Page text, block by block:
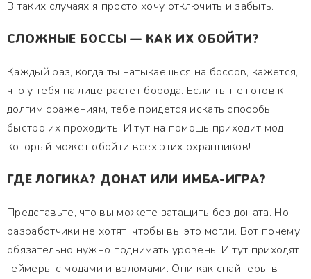
В таких случаях я просто хочу отключить и забыть.
СЛОЖНЫЕ БОССЫ — КАК ИХ ОБОЙТИ?
Каждый раз, когда ты натыкаешься на боссов, кажется,
что у тебя на лице растет борода. Если ты не готов к
долгим сражениям, тебе придется искать способы
быстро их проходить. И тут на помощь приходит мод,
который может обойти всех этих охранников!
ГДЕ ЛОГИКА? ДОНАТ ИЛИ ИМБА-ИГРА?
Представьте, что вы можете затащить без доната. Но
разработчики не хотят, чтобы вы это могли. Вот почему
обязательно нужно поднимать уровень! И тут приходят
геймеры с модами и взломами. Они как снайперы в